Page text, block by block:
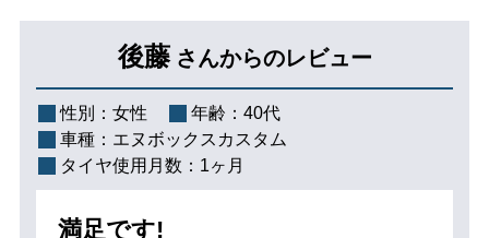
後藤 さんからのレビュー
性別： 女性 年齢： 40代
車種： エヌボックスカスタム
タイヤ使用月数： 1ヶ月
満足です!